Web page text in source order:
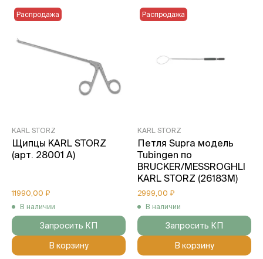
KARL STORZ
Щипцы KARL STORZ
(арт. 28001 A)
11990,00 ₽
В наличии
Распродажа
Запросить КП
В корзину
KARL STORZ
Петля Supra модель
Tubingen по
BRUCKER/MESSROGHLI
KARL STORZ (26183M)
2999,00 ₽
В наличии
Распродажа
Запросить КП
В корзину